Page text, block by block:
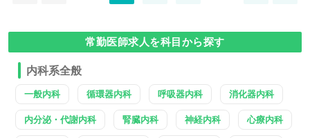
常勤医師求人を科目から探す
内科系全般
一般内科 循環器内科 呼吸器内科 消化器内科
内分泌・代謝内科 腎臓内科 神経内科 心療内科